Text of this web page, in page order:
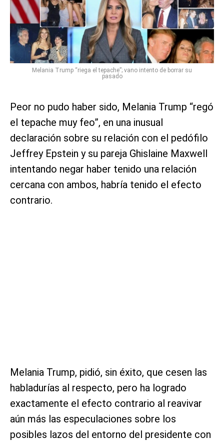
Melania Trump “riega el tepache”; vano intento de borrar su
pasado
Peor no pudo haber sido, Melania Trump “regó
el tepache muy feo”, en una inusual
declaración sobre su relación con el pedófilo
Jeffrey Epstein y su pareja Ghislaine Maxwell
intentando negar haber tenido una relación
cercana con ambos, habría tenido el efecto
contrario.
Melania Trump, pidió, sin éxito, que cesen las
habladurías al respecto, pero ha logrado
exactamente el efecto contrario al reavivar
aún más las especulaciones sobre los
posibles lazos del entorno del presidente con